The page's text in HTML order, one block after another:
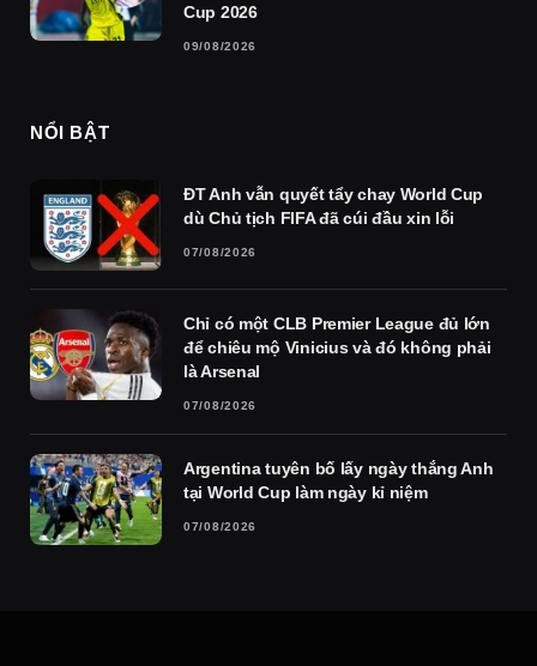
Cup 2026
09/08/2026
NỔI BẬT
ĐT Anh vẫn quyết tẩy chay World Cup
dù Chủ tịch FIFA đã cúi đầu xin lỗi
07/08/2026
Chỉ có một CLB Premier League đủ lớn
để chiêu mộ Vinicius và đó không phải
là Arsenal
07/08/2026
Argentina tuyên bố lấy ngày thắng Anh
tại World Cup làm ngày kỉ niệm
07/08/2026